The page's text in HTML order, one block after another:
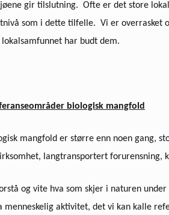
gir tilslutning. Ofte er det store
som i dette tilfelle. Vi er overrasket
lokalsamfunnet har budt dem.
biologisk mangfold
mangfold er større enn noen gang,
langtransportert forurensning,
og vite hva som skjer i naturen
menneskelig aktivitet, det vi kan kalle